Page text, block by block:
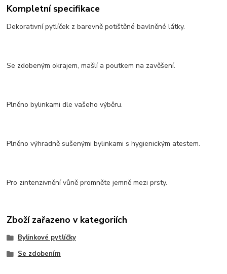
Kompletní specifikace
Dekorativní pytlíček z barevně potištěné bavlněné látky.
Se zdobeným okrajem, mašlí a poutkem na zavěšení.
Plněno bylinkami dle vašeho výběru.
Plněno výhradně sušenými bylinkami s hygienickým atestem.
Pro zintenzivnění vůně promněte jemně mezi prsty.
Zboží zařazeno v kategoriích
Bylinkové pytlíčky
Se zdobením